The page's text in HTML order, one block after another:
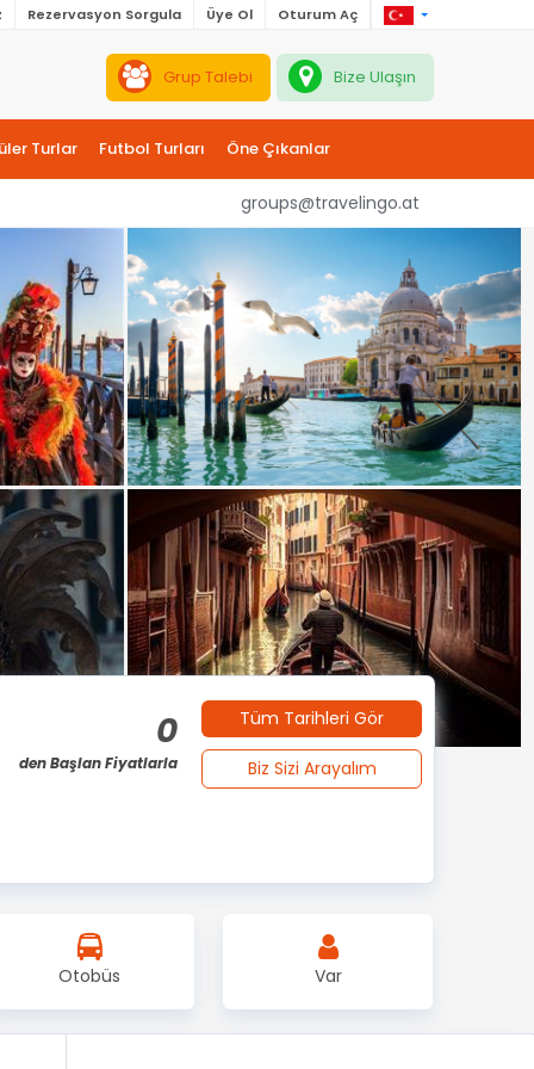
Rezervasyon Sorgula Üye Ol Oturum Aç
Grup Talebi Bize Ulaşın
Turlar Futbol Turları Öne Çıkanlar
groups@travelingo.at
0
den Başlan Fiyatlarla
Tüm Tarihleri Gör
Biz Sizi Arayalım
Otobüs Var